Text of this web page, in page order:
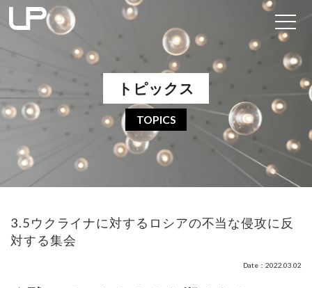
トピックス
TOPICS
3.5ウクライナに対するロシアの不当な侵攻に反
対する集会
Date：2022.03.02